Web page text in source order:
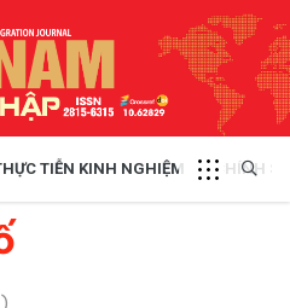
TIỄN KINH NGHIỆM CHÍNH